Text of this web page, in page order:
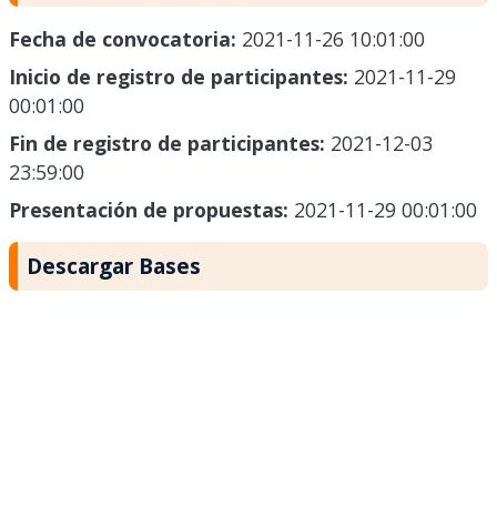
Fecha de convocatoria: 2021-11-26 10:01:00
Inicio de registro de participantes: 2021-11-29
00:01:00
Fin de registro de participantes: 2021-12-03
23:59:00
Presentación de propuestas: 2021-11-29 00:01:00
Descargar Bases